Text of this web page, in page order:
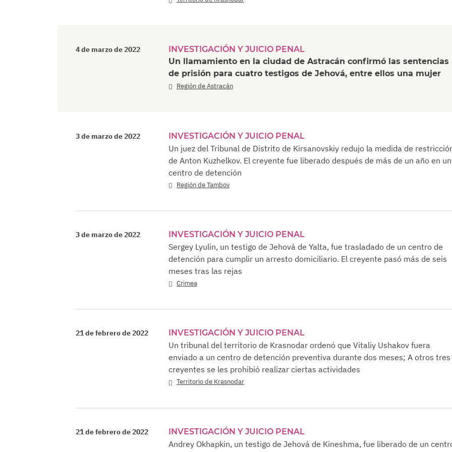
4 de marzo de 2022
INVESTIGACIÓN Y JUICIO PENAL
Un llamamiento en la ciudad de Astracán confirmó las sentencias
de prisión para cuatro testigos de Jehová, entre ellos una mujer
Región de Astracán
3 de marzo de 2022 INVESTIGACIÓN Y JUICIO PENAL
Un juez del Tribunal de Distrito de Kirsanovskiy redujo la medida de
de Anton Kuzhelkov. El creyente fue liberado después de más de un año en un
centro de detención
Región de Tambov
3 de marzo de 2022 INVESTIGACIÓN Y JUICIO PENAL
Sergey Lyulin, un testigo de Jehová de Yalta, fue trasladado de un centro de
detención para cumplir un arresto domiciliario. El creyente pasó más de seis
meses tras las rejas
Crimea
21 de febrero de 2022 INVESTIGACIÓN Y JUICIO PENAL
Un tribunal del territorio de Krasnodar ordenó que Vitaliy Ushakov fuera
enviado a un centro de detención preventiva durante dos meses; A otros tres
creyentes se les prohibió realizar ciertas actividades
Territorio de Krasnodar
21 de febrero de 2022 INVESTIGACIÓN Y JUICIO PENAL
Andrey Okhapkin, un testigo de Jehová de Kineshma, fue liberado de un